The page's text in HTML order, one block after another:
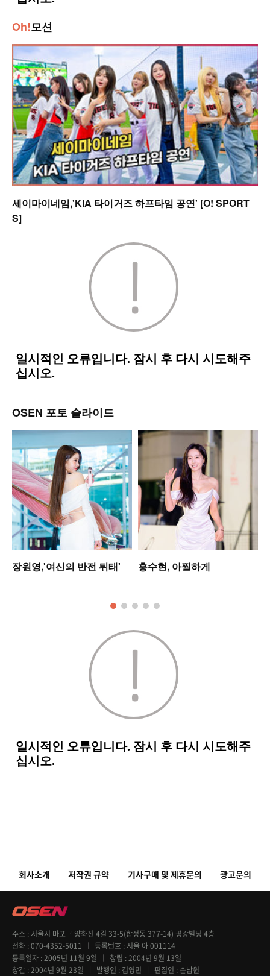
Oh!모션
세이마이네임,'KIA 타이거즈 하프타임 공연' [O! SPORT
S]
OSEN 포토 슬라이드
장원영,'여신의 반전 뒤태' 홍수현, 아찔하게
회사소개 저작권 규약 기사구매 및 제휴문의 광고문의
주소
서울시 마포구 양화진 4길 33-5(합정동 377-14) 평강빌딩 4층
전화 070-4352-5011 등록번호
서울 아 001114
등록일자 2005년 11월 9일 창립 2004년 9월 13일
창간 2004년 9월 23일 발행인 김영민 편집인 손남원